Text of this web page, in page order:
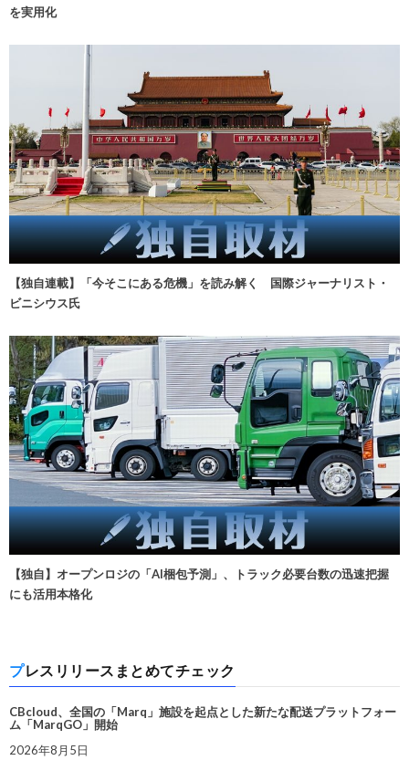
を実用化
【独自連載】「今そこにある危機」を読み解く 国際ジャーナリスト・
ビニシウス氏
【独自】オープンロジの「AI梱包予測」、トラック必要台数の迅速把握
にも活用本格化
プレスリリースまとめてチェック
CBcloud、全国の「Marq」施設を起点とした新たな配送プラットフォー
ム「MarqGO」開始
2026年8月5日